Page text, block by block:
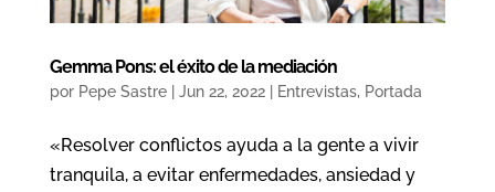
Gemma Pons: el éxito de la mediación
por Pepe Sastre| Jun 22, 2022| Entrevistas, Portada
«Resolver conflictos ayuda a la gente a vivir
tranquila, a evitar enfermedades, ansiedad y